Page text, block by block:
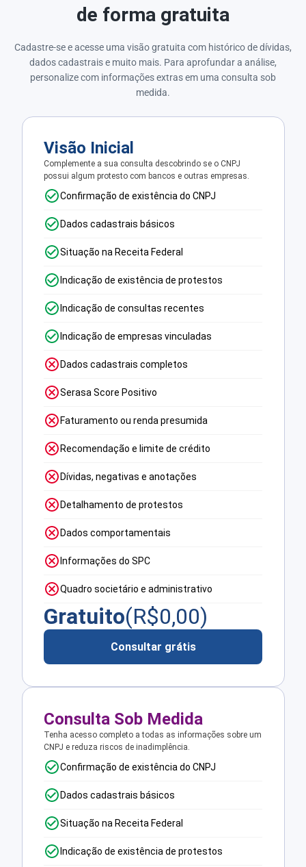
de forma gratuita
Cadastre-se e acesse uma visão gratuita com histórico de dívidas,
dados cadastrais e muito mais. Para aprofundar a análise,
personalize com informações extras em uma consulta sob
medida.
Visão Inicial
Complemente a sua consulta descobrindo se o CNPJ
possui algum protesto com bancos e outras empresas.
Confirmação de existência do CNPJ
Dados cadastrais básicos
Situação na Receita Federal
Indicação de existência de protestos
Indicação de consultas recentes
Indicação de empresas vinculadas
Dados cadastrais completos
Serasa Score Positivo
Faturamento ou renda presumida
Recomendação e limite de crédito
Dívidas, negativas e anotações
Detalhamento de protestos
Dados comportamentais
Informações do SPC
Quadro societário e administrativo
Gratuito(R$0,00)
Consultar grátis
Consulta Sob Medida
Tenha acesso completo a todas as informações sobre um
CNPJ e reduza riscos de inadimplência.
Confirmação de existência do CNPJ
Dados cadastrais básicos
Situação na Receita Federal
Indicação de existência de protestos